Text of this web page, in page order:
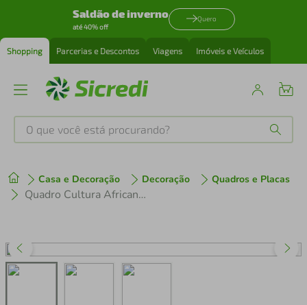
Saldão de inverno
até 40% off
Quero
Shopping Parcerias e Descontos Viagens Imóveis e Veículos
O que você está procurando?
Casa e Decoração Decoração Quadros e Placas
Quadro Cultura Africana Mulher Negra 43x30 Caixa Branco
1º tenis
perfume